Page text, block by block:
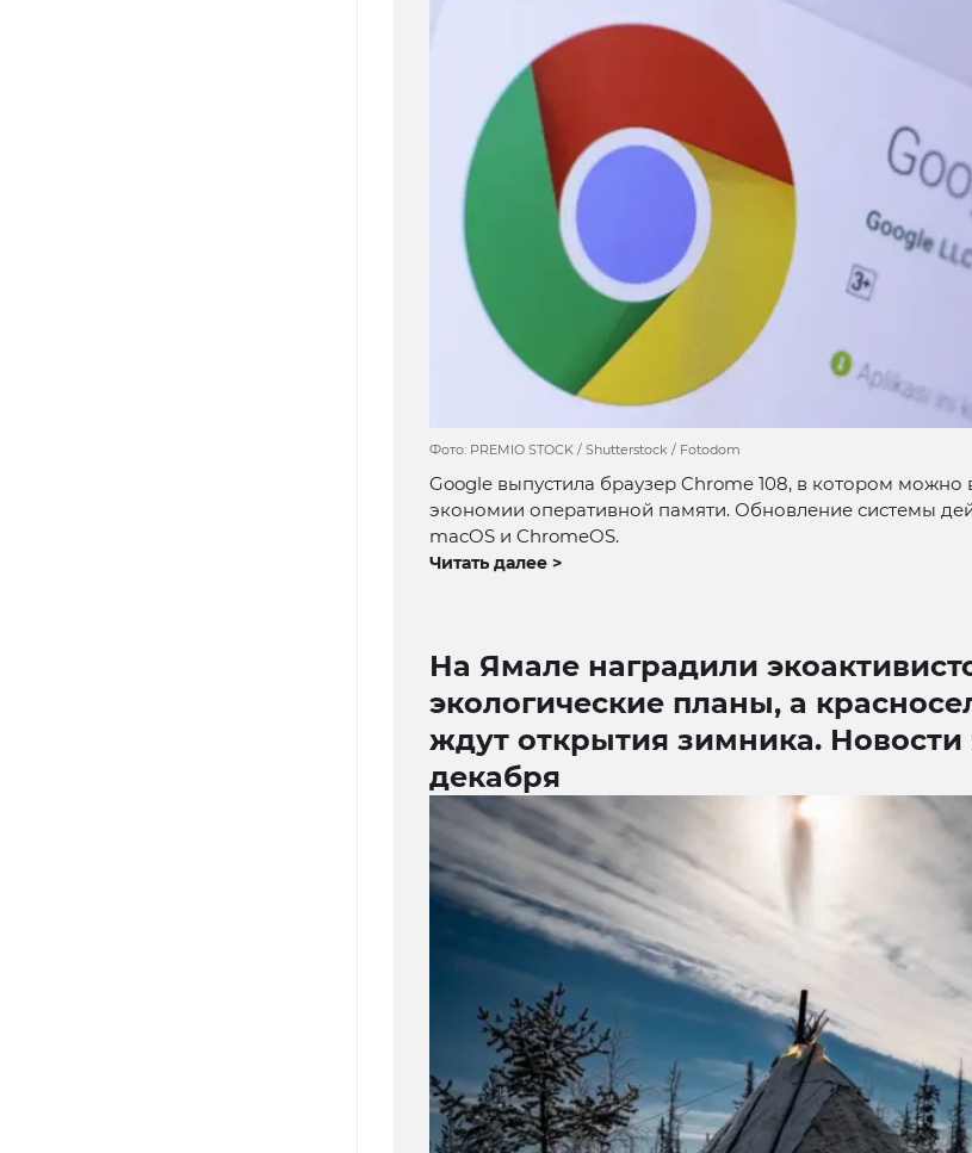
Фото: PREMIO STOCK / Shutterstock / Fotodom
Google выпустила браузер Chrome 108, в котором
экономии оперативной памяти. Обновление системы
macOS и ChromeOS.
Читать далее >
На Ямале наградили
экологические планы, а
ждут открытия зимника.
декабря